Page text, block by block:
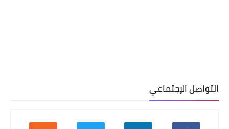
التواصل الإجتماعي